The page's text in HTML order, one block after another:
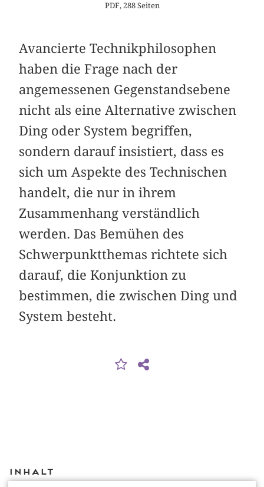
PDF, 288 Seiten
Avancierte Technikphilosophen
haben die Frage nach der
angemessenen Gegenstandsebene
nicht als eine Alternative zwischen
Ding oder System begriffen,
sondern darauf insistiert, dass es
sich um Aspekte des Technischen
handelt, die nur in ihrem
Zusammenhang verständlich
werden. Das Bemühen des
Schwerpunktthemas richtete sich
darauf, die Konjunktion zu
bestimmen, die zwischen Ding und
System besteht.
Inhalt